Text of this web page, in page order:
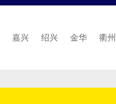
嘉兴 绍兴 金华 衢州